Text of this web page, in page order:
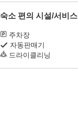
숙소 편의 시설/서비스
주차장
자동판매기
드라이클리닝